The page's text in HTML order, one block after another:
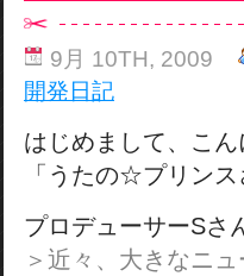
9月 10TH, 2009
開発日記
はじめまして、こん
「うたの☆プリン
プロデューサーSさ
＞近々、大きなニ